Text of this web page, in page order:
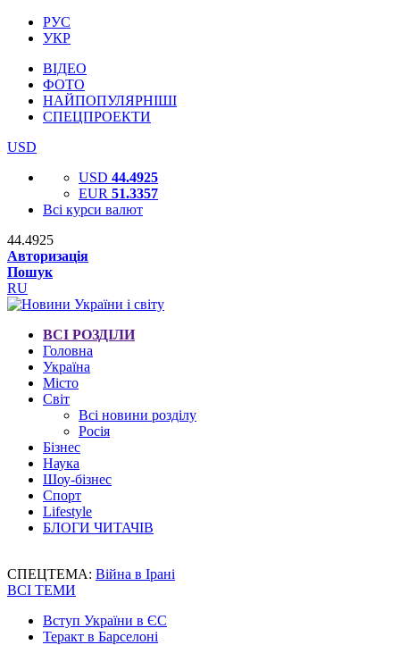
РУС
УКР
ВІДЕО
ФОТО
НАЙПОПУЛЯРНІШІ
СПЕЦПРОЕКТИ
USD
USD 44.4925
EUR 51.3357
Всі курси валют
44.4925
Авторизація
Пошук
RU
ВСІ РОЗДІЛИ
Головна
Україна
Місто
Світ
Всі новини розділу
Росія
Бізнес
Наука
Шоу-бізнес
Спорт
Lifestyle
БЛОГИ ЧИТАЧІВ
СПЕЦТЕМА: Війна в Ірані
ВСІ ТЕМИ
Вступ України в ЄС
Теракт в Барселоні